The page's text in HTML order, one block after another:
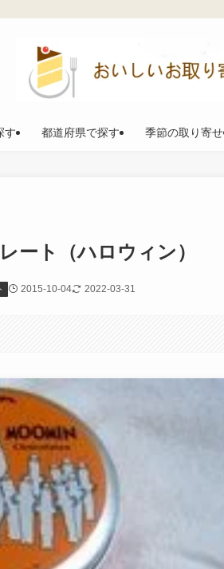
す 都道府県で探す 季節の取り寄せ
ート（ハロウィン）
2015-10-04 2022-03-31